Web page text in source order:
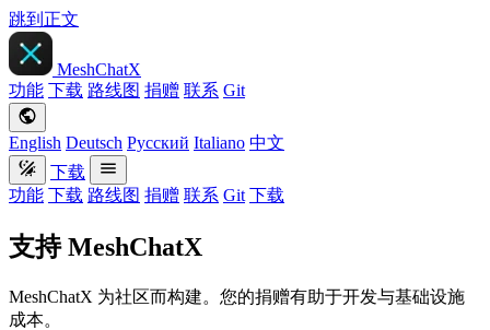
跳到正文
MeshChatX
功能 下载 路线图 捐赠 联系 Git
English Deutsch Русский Italiano 中文
下载
功能 下载 路线图 捐赠 联系 Git 下载
支持 MeshChatX
MeshChatX 为社区而构建。您的捐赠有助于开发与基础设施
成本。